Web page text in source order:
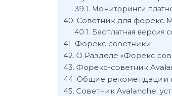
Мониторинги
Советник для форекс
Бесплатная версия
Форекс советники
О Разделе «Форекс
Форекс-советник
Общие рекомендации
Советник Avalanche: